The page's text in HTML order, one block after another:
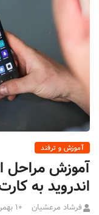
آموزش و ترفند
آموزش مراحل
اندروید به
فرشاد مرعشیان ۱۰ بهمن ۱۴۰۰